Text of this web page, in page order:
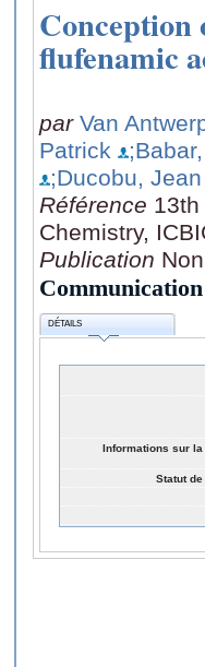
Conception
flufenamic
par Van
Patrick
;Ducobu, Jean
Référence
Chemistry,
Publication
DÉTAILS
Informations sur
Statut